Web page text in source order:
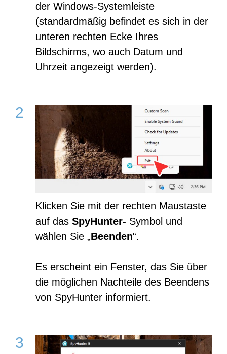
der Windows-Systemleiste
(standardmäßig befindet es sich in der
unteren rechten Ecke Ihres
Bildschirms, wo auch Datum und
Uhrzeit angezeigt werden).
Klicken Sie mit der rechten Maustaste
auf das SpyHunter- Symbol und
wählen Sie „Beenden“.
Es erscheint ein Fenster, das Sie über
die möglichen Nachteile des Beendens
von SpyHunter informiert.